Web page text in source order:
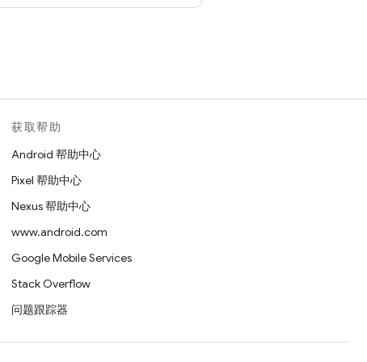
获取帮助
Android 帮助中心
Pixel 帮助中心
Nexus 帮助中心
www.android.com
Google Mobile Services
Stack Overflow
问题跟踪器